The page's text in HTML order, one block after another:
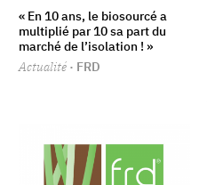
« En 10 ans, le biosourcé a
multiplié par 10 sa part du
marché de l’isolation ! »
Actualité · FRD